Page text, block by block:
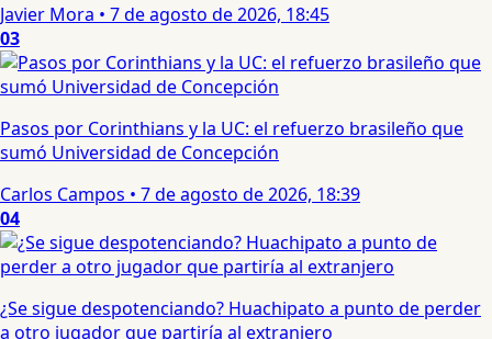
Javier Mora • 7 de agosto de 2026, 18:45
03
Pasos por Corinthians y la UC: el refuerzo brasileño que
sumó Universidad de Concepción
Carlos Campos • 7 de agosto de 2026, 18:39
04
¿Se sigue despotenciando? Huachipato a punto de perder
a otro jugador que partiría al extranjero